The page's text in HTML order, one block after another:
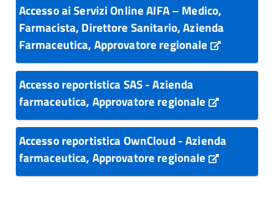
Accesso ai Servizi Online AIFA – Medico,
Farmacista, Direttore Sanitario, Azienda
Farmaceutica, Approvatore regionale
Accesso reportistica SAS - Azienda
farmaceutica, Approvatore regionale
Accesso reportistica OwnCloud - Azienda
farmaceutica, Approvatore regionale